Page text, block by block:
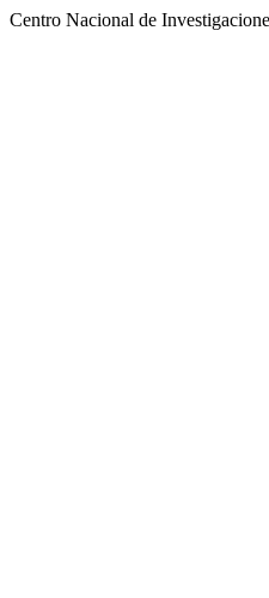
Centro Nacional de